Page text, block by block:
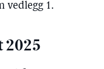
vedlegg 1.
2025